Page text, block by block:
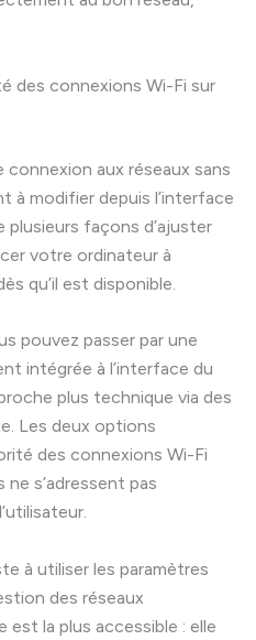
des connexions Wi-Fi sur
connexion aux réseaux sans
à modifier depuis l’interface
plusieurs façons d’ajuster
votre ordinateur à
qu’il est disponible.
pouvez passer par une
intégrée à l’interface du
plus technique via des
Les deux options
des connexions Wi-Fi
ne s’adressent pas
à utiliser les paramètres
des réseaux
la plus accessible : elle